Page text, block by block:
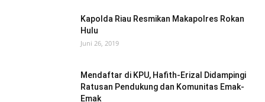
Kapolda Riau Resmikan Makapolres Rokan
Hulu
Juni 26, 2019
Mendaftar di KPU, Hafith-Erizal Didampingi
Ratusan Pendukung dan Komunitas Emak-
Emak